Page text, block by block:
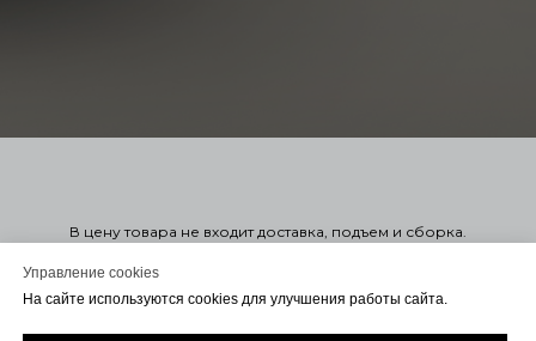
Управление cookies
На сайте используются cookies для улучшения работы сайта.
В цену товара не входит доставка, подъем и сборка.
категории. Узнать точную стоимость в нужной вам ткани можно
оформив заказ. Оформление заказа на сайте не обязывает
договора с вами свяжется менеджер удобным для вас